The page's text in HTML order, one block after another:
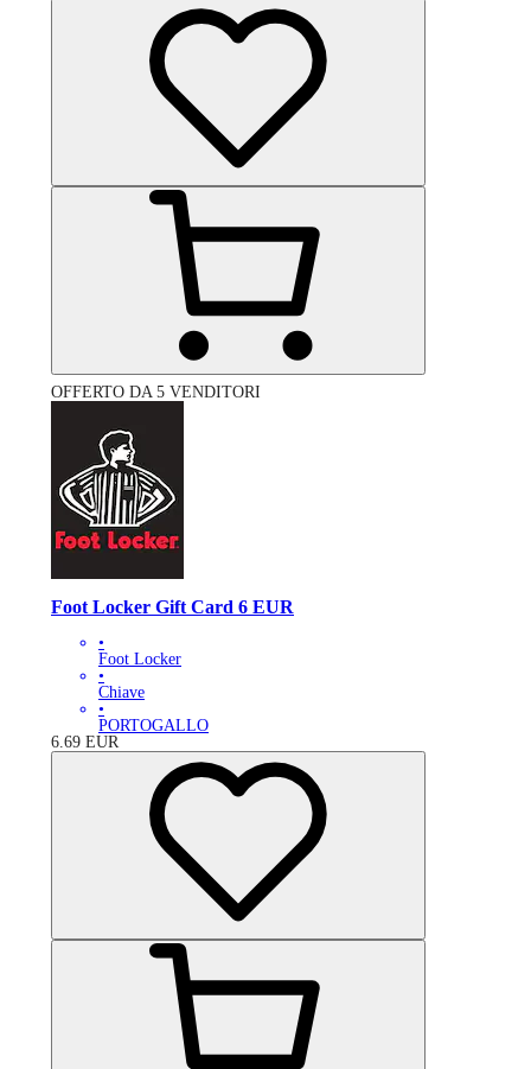
OFFERTO DA 5 VENDITORI
Foot Locker Gift Card 6 EUR
•
Foot Locker
•
Chiave
•
PORTOGALLO
6.69 EUR